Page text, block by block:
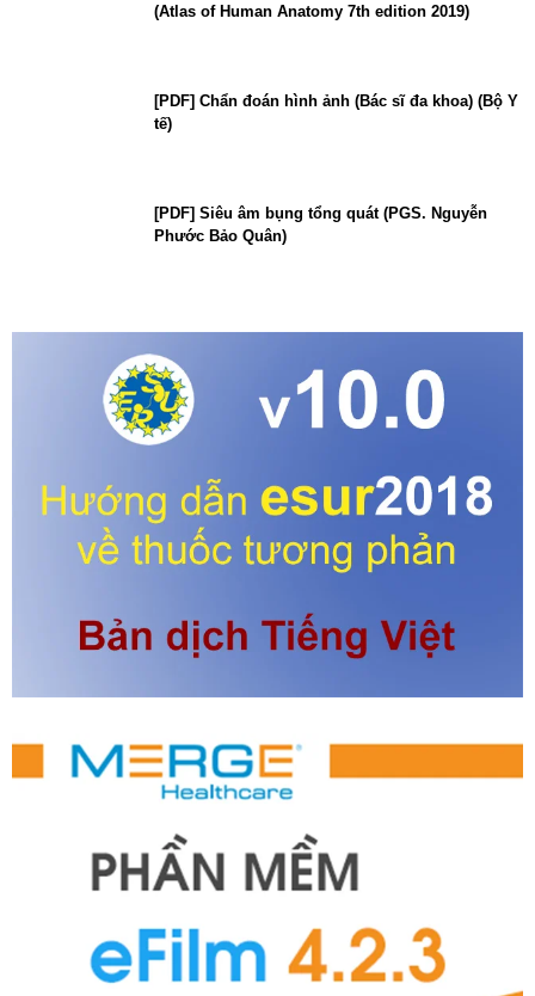
(Atlas of Human Anatomy 7th edition 2019)
[PDF] Chẩn đoán hình ảnh (Bác sĩ đa khoa) (Bộ Y
tế)
[PDF] Siêu âm bụng tổng quát (PGS. Nguyễn
Phước Bảo Quân)